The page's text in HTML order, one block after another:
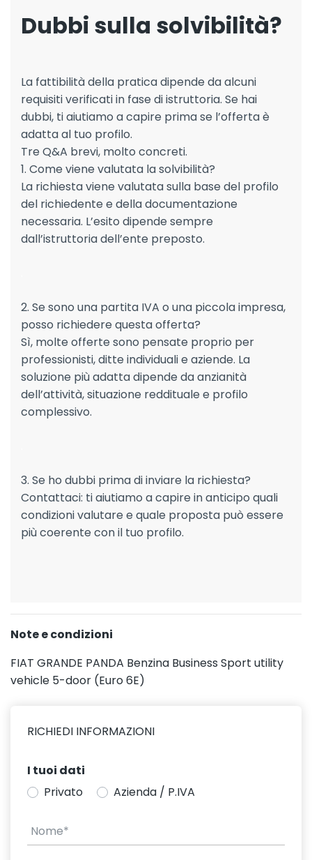
Dubbi sulla solvibilità?
La fattibilità della pratica dipende da alcuni
requisiti verificati in fase di istruttoria. Se hai
dubbi, ti aiutiamo a capire prima se l’offerta è
adatta al tuo profilo.
Tre Q&A brevi, molto concreti.
1. Come viene valutata la solvibilità?
La richiesta viene valutata sulla base del profilo
del richiedente e della documentazione
necessaria. L’esito dipende sempre
dall’istruttoria dell’ente preposto.
2. Se sono una partita IVA o una piccola impresa,
posso richiedere questa offerta?
Sì, molte offerte sono pensate proprio per
professionisti, ditte individuali e aziende. La
soluzione più adatta dipende da anzianità
dell’attività, situazione reddituale e profilo
complessivo.
3. Se ho dubbi prima di inviare la richiesta?
Contattaci: ti aiutiamo a capire in anticipo quali
condizioni valutare e quale proposta può essere
più coerente con il tuo profilo.
Note e condizioni
FIAT GRANDE PANDA Benzina Business Sport utility
vehicle 5-door (Euro 6E)
RICHIEDI INFORMAZIONI
I tuoi dati
Privato
Azienda / P.IVA